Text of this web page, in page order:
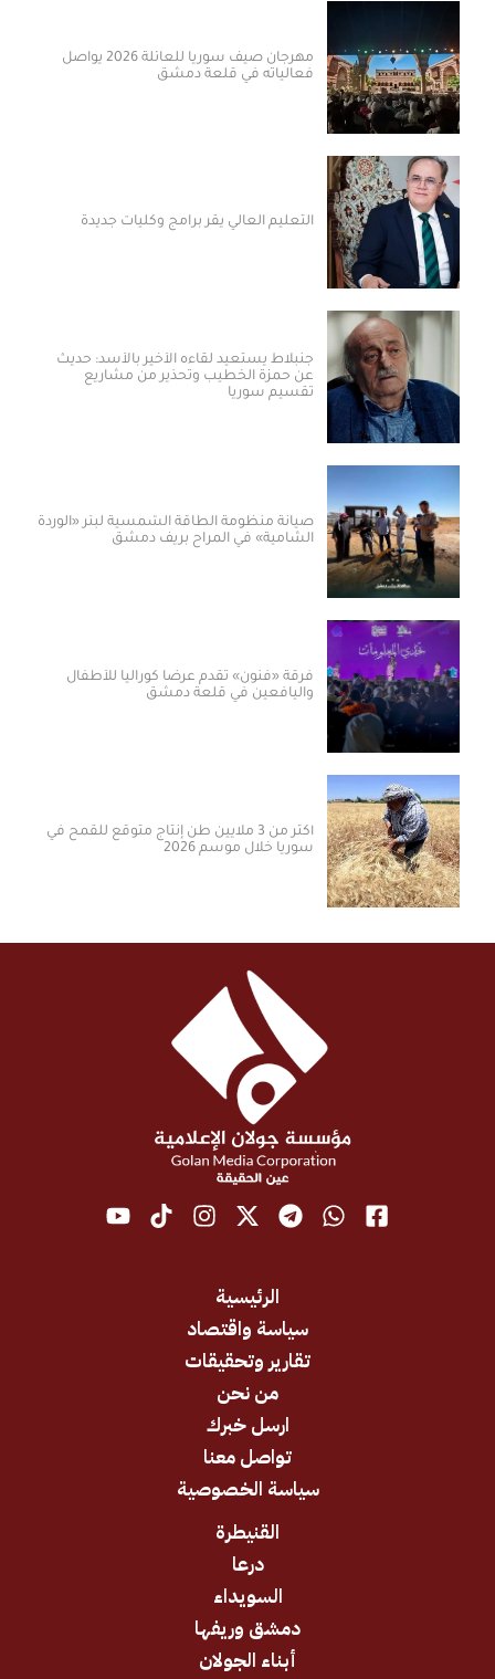
مهرجان صيف سوريا للعائلة 2026 يواصل
فعالياته في قلعة دمشق
التعليم العالي يقر برامج وكليات جديدة
جنبلاط يستعيد لقاءه الأخير بالأسد: حديث
عن حمزة الخطيب وتحذير من مشاريع
تقسيم سوريا
صيانة منظومة الطاقة الشمسية لبئر «الوردة
الشامية» في المراح بريف دمشق
فرقة «فنون» تقدم عرضاً كورالياً للأطفال
واليافعين في قلعة دمشق
أكثر من 3 ملايين طن إنتاج متوقع للقمح في
سوريا خلال موسم 2026
سياسة واقتصاد
تقارير وتحقيقات
ارسل خبرك
تواصل معنا
سياسة الخصوصية
دمشق وريفها
أبناء الجولان